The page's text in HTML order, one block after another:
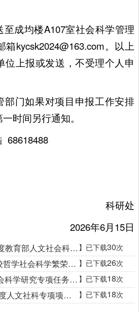
至成均楼A107室社会科学管理
kycsk2024@163.com。以上
位上报或发送，不受理个人申
部门如果对项目申报工作安排
时间另行通知。
68618488
科研处
2026年6月15日
附件1 2026年度教育部人文社会科学研究专项任务项目(中国特色社会主义理论体系研究)课题指南.docx 】已下载30次
附件2 高等学校哲学社会科学繁荣计划专项资金管理办法.pdf.pdf 】已下载26次
教育部人文社会科学研究专项任务项目（中国特色社会主义理论体系研究）申报汇总表.xls 】已下载18次
教育部2026年度人文社科专项项目申请评审书.zip 】已下载18次